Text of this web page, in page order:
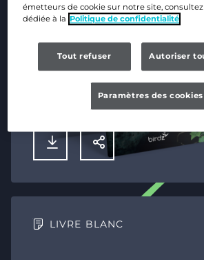
TÉLÉCHARGERPARTAGER
LIVRE BLANC
émetteurs de cookie sur notre site,
dédiée à la Politique de confidentialité
Tout refuser Autoriser
Paramètres des cookies